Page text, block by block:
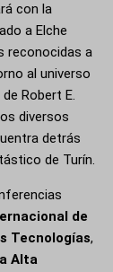
con la
a Elche
reconocidas a
al universo
Robert E.
diversos
detrás
de Turín.
de
Tecnologías,
Alta